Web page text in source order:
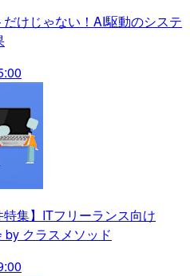
だけじゃない！AI駆動のシステ
特集】ITフリーランス向け
by クラスメソッド